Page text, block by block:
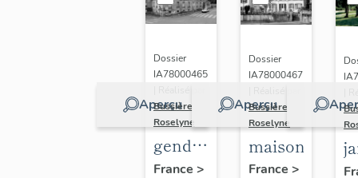
Aperçu
Dossier
IA78000465
Bussière
Roselyne
gendarmerie,
actuellement
France >
Aperçu
Dossier
IA78000467
Bussière
Roselyne
maison
France >